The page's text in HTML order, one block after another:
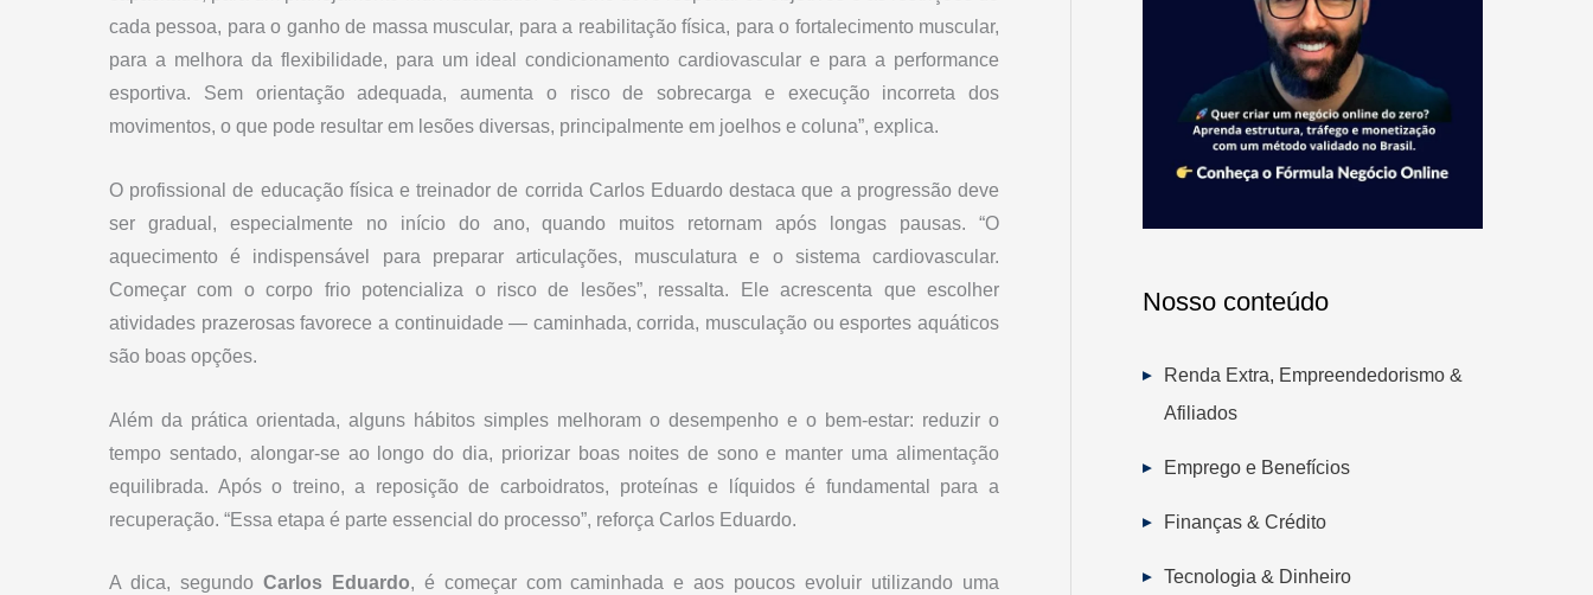
cada pessoa, para o ganho de massa muscular, para a reabilitação física, para o fortalecimento muscular,
para a melhora da flexibilidade, para um ideal condicionamento cardiovascular e para a performance
esportiva. Sem orientação adequada, aumenta o risco de sobrecarga e execução incorreta dos
movimentos, o que pode resultar em lesões diversas, principalmente em joelhos e coluna”, explica.
O profissional de educação física e treinador de corrida Carlos Eduardo destaca que a progressão deve
ser gradual, especialmente no início do ano, quando muitos retornam após longas pausas. “O
aquecimento é indispensável para preparar articulações, musculatura e o sistema cardiovascular.
Começar com o corpo frio potencializa o risco de lesões”, ressalta. Ele acrescenta que escolher
atividades prazerosas favorece a continuidade — caminhada, corrida, musculação ou esportes aquáticos
são boas opções.
Além da prática orientada, alguns hábitos simples melhoram o desempenho e o bem-estar: reduzir o
tempo sentado, alongar-se ao longo do dia, priorizar boas noites de sono e manter uma alimentação
equilibrada. Após o treino, a reposição de carboidratos, proteínas e líquidos é fundamental para a
recuperação. “Essa etapa é parte essencial do processo”, reforça Carlos Eduardo.
A dica, segundo Carlos Eduardo, é começar com caminhada e aos poucos evoluir utilizando uma
Nosso conteúdo
Renda Extra, Empreendedorismo &
Afiliados
Emprego e Benefícios
Finanças & Crédito
Tecnologia & Dinheiro